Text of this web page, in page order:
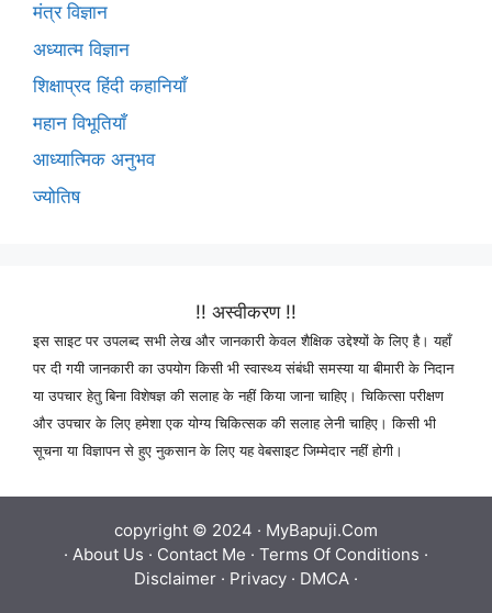
मंत्र विज्ञान
अध्यात्म विज्ञान
शिक्षाप्रद हिंदी कहानियाँ
महान विभूतियाँ
आध्यात्मिक अनुभव
ज्योतिष
!! अस्वीकरण !!
इस साइट पर उपलब्द सभी लेख और जानकारी केवल शैक्षिक उद्देश्यों के लिए है। यहाँ
पर दी गयी जानकारी का उपयोग किसी भी स्वास्थ्य संबंधी समस्या या बीमारी के निदान
या उपचार हेतु बिना विशेषज्ञ की सलाह के नहीं किया जाना चाहिए। चिकित्सा परीक्षण
और उपचार के लिए हमेशा एक योग्य चिकित्सक की सलाह लेनी चाहिए। किसी भी
सूचना या विज्ञापन से हुए नुकसान के लिए यह वेबसाइट जिम्मेदार नहीं होगी।
copyright © 2024 · MyBapuji.Com
· About Us · Contact Me · Terms Of Conditions ·
Disclaimer · Privacy · DMCA ·